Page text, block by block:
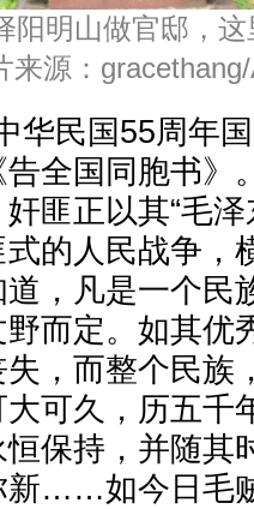
阳明山做官邸，
来源：
华民国55周年
全国同胞书》
匪正以其“毛
的人民战争，
，凡是一个民
而定。如其优
，而整个民族
可久，历五千
保持，并随其
新……如今日毛